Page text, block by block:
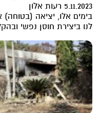
5.11.2023 רעות אלון
בימים אלו, יציאה (בטוחה)
לנו ביצירת חוסן נפשי